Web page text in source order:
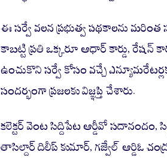
ఈ సర్వే వలన ప్రభుత్వ పథకాలను
కాబట్టి ప్రతి ఒక్కరూ ఆధార్ కార్డు, రేషన్
ఉంచుకొని సర్వే కోసం వచ్చే
సందర్భంగా ప్రజలకు విజ్ఞప్తి చేశారు.
కలెక్టర్ వెంట సిద్దిపేట ఆర్డీవో
తాసిల్దార్ దిలీప్ కుమార్, గజ్వేల్ ఆర్డిఓ